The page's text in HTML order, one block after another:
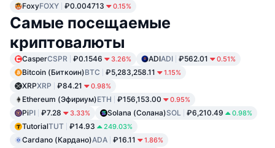
FoxyFOXY ₽0.004713 0.15%
Самые посещаемые
криптовалюты
CasperCSPR ₽0.1546 3.26% ADIADI ₽562.01 0.51%
Bitcoin (Биткоин)BTC ₽5,283,258.11 1.15%
XRPXRP ₽84.21 0.98%
Ethereum (Эфириум)ETH ₽156,153.00 0.95%
PiPI ₽7.28 3.33% Solana (Солана)SOL ₽6,210.49 0.98%
TutorialTUT ₽14.93 249.03%
Cardano (Кардано)ADA ₽16.11 1.86%